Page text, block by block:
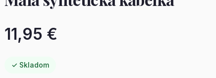
11,95 €
✓ Skladom